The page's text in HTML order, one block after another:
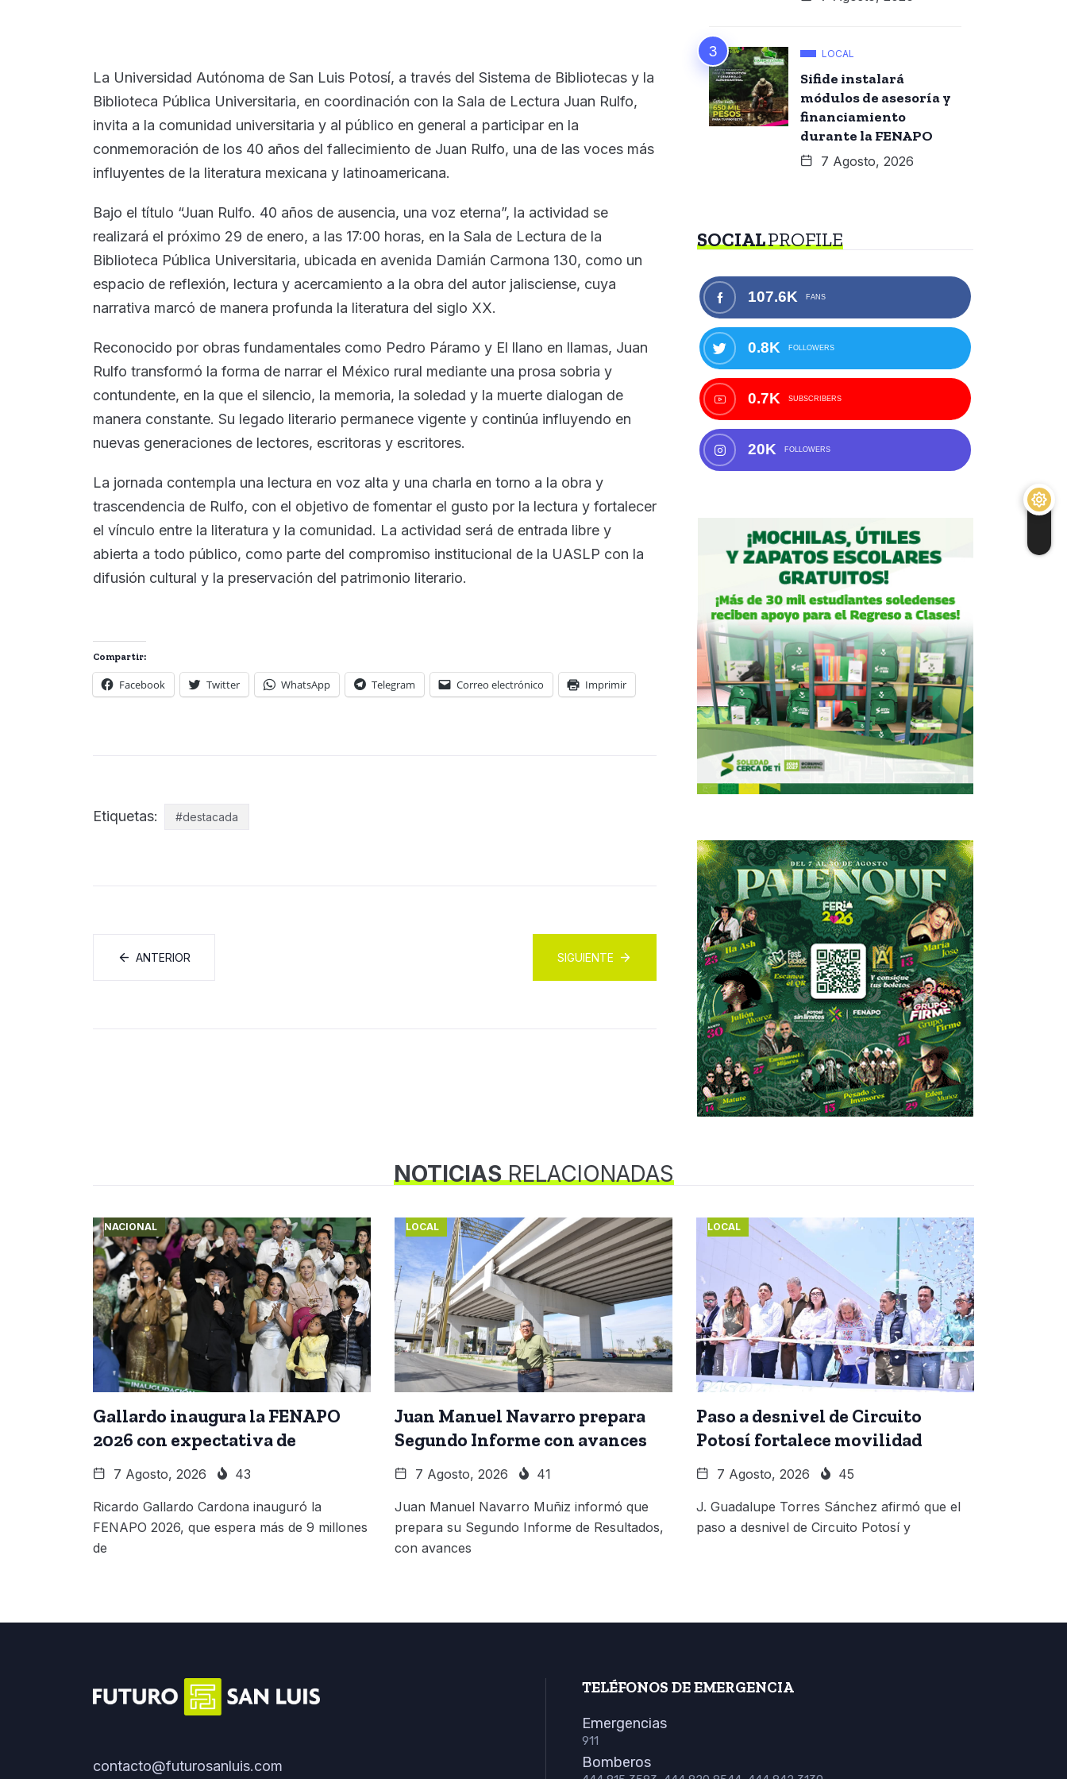
La Universidad Autónoma de San Luis Potosí, a través del Sistema de Bibliotecas y la
Biblioteca Pública Universitaria, en coordinación con la Sala de Lectura Juan Rulfo,
invita a la comunidad universitaria y al público en general a participar en la
conmemoración de los 40 años del fallecimiento de Juan Rulfo, una de las voces más
influyentes de la literatura mexicana y latinoamericana.
Bajo el título “Juan Rulfo. 40 años de ausencia, una voz eterna”, la actividad se
realizará el próximo 29 de enero, a las 17:00 horas, en la Sala de Lectura de la
Biblioteca Pública Universitaria, ubicada en avenida Damián Carmona 130, como un
espacio de reflexión, lectura y acercamiento a la obra del autor jalisciense, cuya
narrativa marcó de manera profunda la literatura del siglo XX.
Reconocido por obras fundamentales como Pedro Páramo y El llano en llamas, Juan
Rulfo transformó la forma de narrar el México rural mediante una prosa sobria y
contundente, en la que el silencio, la memoria, la soledad y la muerte dialogan de
manera constante. Su legado literario permanece vigente y continúa influyendo en
nuevas generaciones de lectores, escritoras y escritores.
La jornada contempla una lectura en voz alta y una charla en torno a la obra y
trascendencia de Rulfo, con el objetivo de fomentar el gusto por la lectura y fortalecer
el vínculo entre la literatura y la comunidad. La actividad será de entrada libre y
abierta a todo público, como parte del compromiso institucional de la UASLP con la
difusión cultural y la preservación del patrimonio literario.
Compartir:
Facebook Twitter WhatsApp Telegram Correo electrónico Imprimir
Etiquetas: #destacada
ANTERIOR SIGUIENTE
LOCAL
Sifide instalará
módulos de asesoría y
financiamiento
durante la FENAPO
7 Agosto, 2026
SOCIALPROFILE
107.6K FANS
0.8K FOLLOWERS
0.7K SUBSCRIBERS
20K FOLLOWERS
NOTICIASRELACIONADAS
NACIONAL
Gallardo inaugura la FENAPO
2026 con expectativa de
7 Agosto, 2026 43
Ricardo Gallardo Cardona inauguró la
FENAPO 2026, que espera más de 9 millones
de
LOCAL
Juan Manuel Navarro prepara
Segundo Informe con avances
7 Agosto, 2026 41
Juan Manuel Navarro Muñiz informó que
prepara su Segundo Informe de Resultados,
con avances
LOCAL
Paso a desnivel de Circuito
Potosí fortalece movilidad
7 Agosto, 2026 45
J. Guadalupe Torres Sánchez afirmó que el
paso a desnivel de Circuito Potosí y
contacto@futurosanluis.com
TELÉFONOS DE EMERGENCIA
Emergencias
911
Bomberos